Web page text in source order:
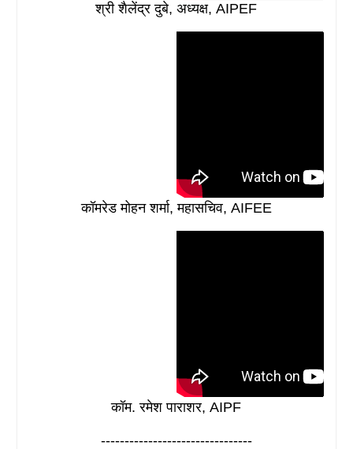
श्री शैलेंद्र दुबे, अध्यक्ष, AIPEF
कॉमरेड मोहन शर्मा, महासचिव, AIFEE
कॉम. रमेश पाराशर, AIPF
--------------------------------